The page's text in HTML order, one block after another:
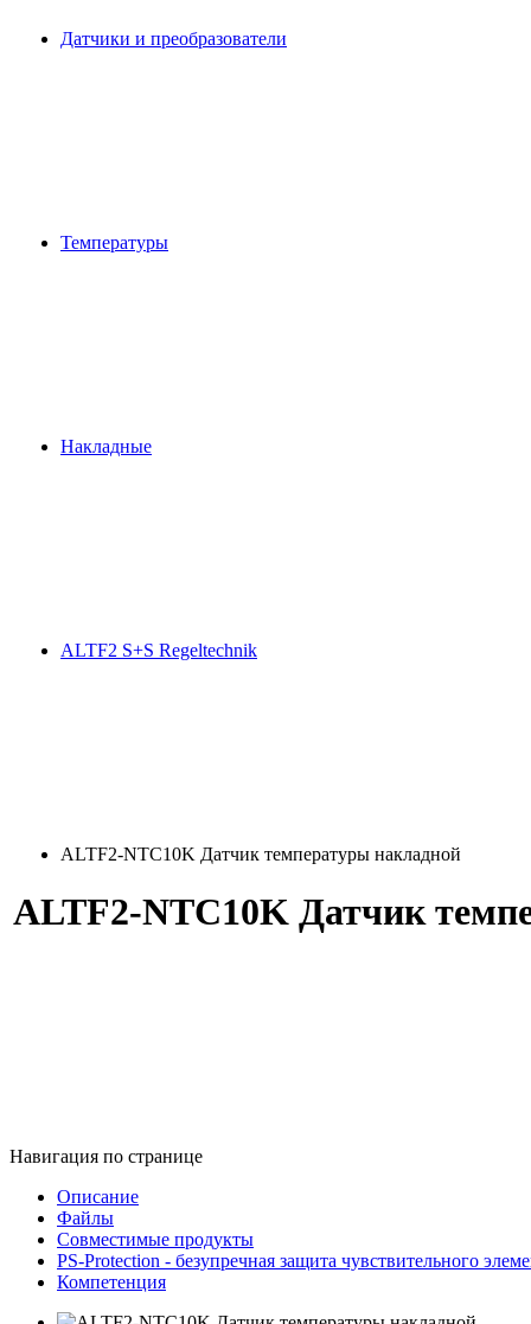
Датчики и преобразователи
Температуры
Накладные
ALTF2 S+S Regeltechnik
ALTF2-NTC10K Датчик температуры накладной
ALTF2-NTC10K Датчик
Навигация по странице
Описание
Файлы
Совместимые продукты
PS-Protection - безупречная защита чувствительного
Компетенция